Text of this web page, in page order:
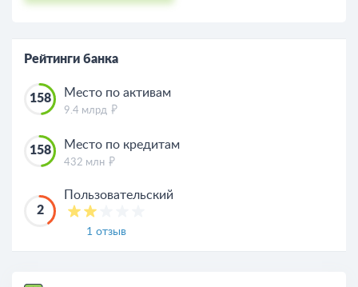
Рейтинги банка
158 Место по активам
9.4 млрд
158 Место по кредитам
432 млн
2
Пользовательский
1 отзыв